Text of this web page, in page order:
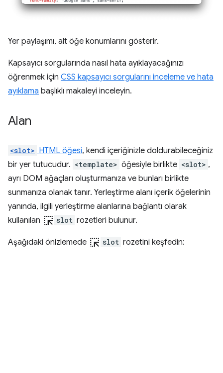
Yer paylaşımı, alt öğe konumlarını gösterir.
Kapsayıcı sorgularında nasıl hata ayıklayacağınızı
öğrenmek için CSS kapsayıcı sorgularını inceleme ve hata
ayıklama başlıklı makaleyi inceleyin.
Alan
<slot> HTML öğesi, kendi içeriğinizle doldurabileceğiniz
bir yer tutucudur. <template> öğesiyle birlikte <slot> ,
ayrı DOM ağaçları oluşturmanıza ve bunları birlikte
sunmanıza olanak tanır. Yerleştirme alanı içerik öğelerinin
yanında, ilgili yerleştirme alanlarına bağlantı olarak
kullanılan ink_selection slot rozetleri bulunur.
Aşağıdaki önizlemede ink_selection slot rozetini keşfedin: